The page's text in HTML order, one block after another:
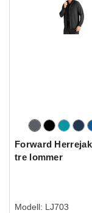
Forward
tre lommer
Modell: LJ703